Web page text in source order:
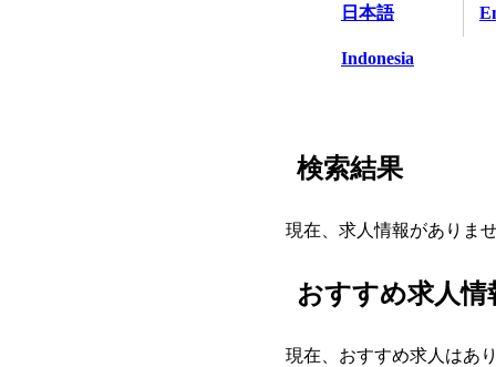
日本語
Indonesia
検索結果
現在、求人情報がありま
おすすめ求人情
現在、おすすめ求人はあり